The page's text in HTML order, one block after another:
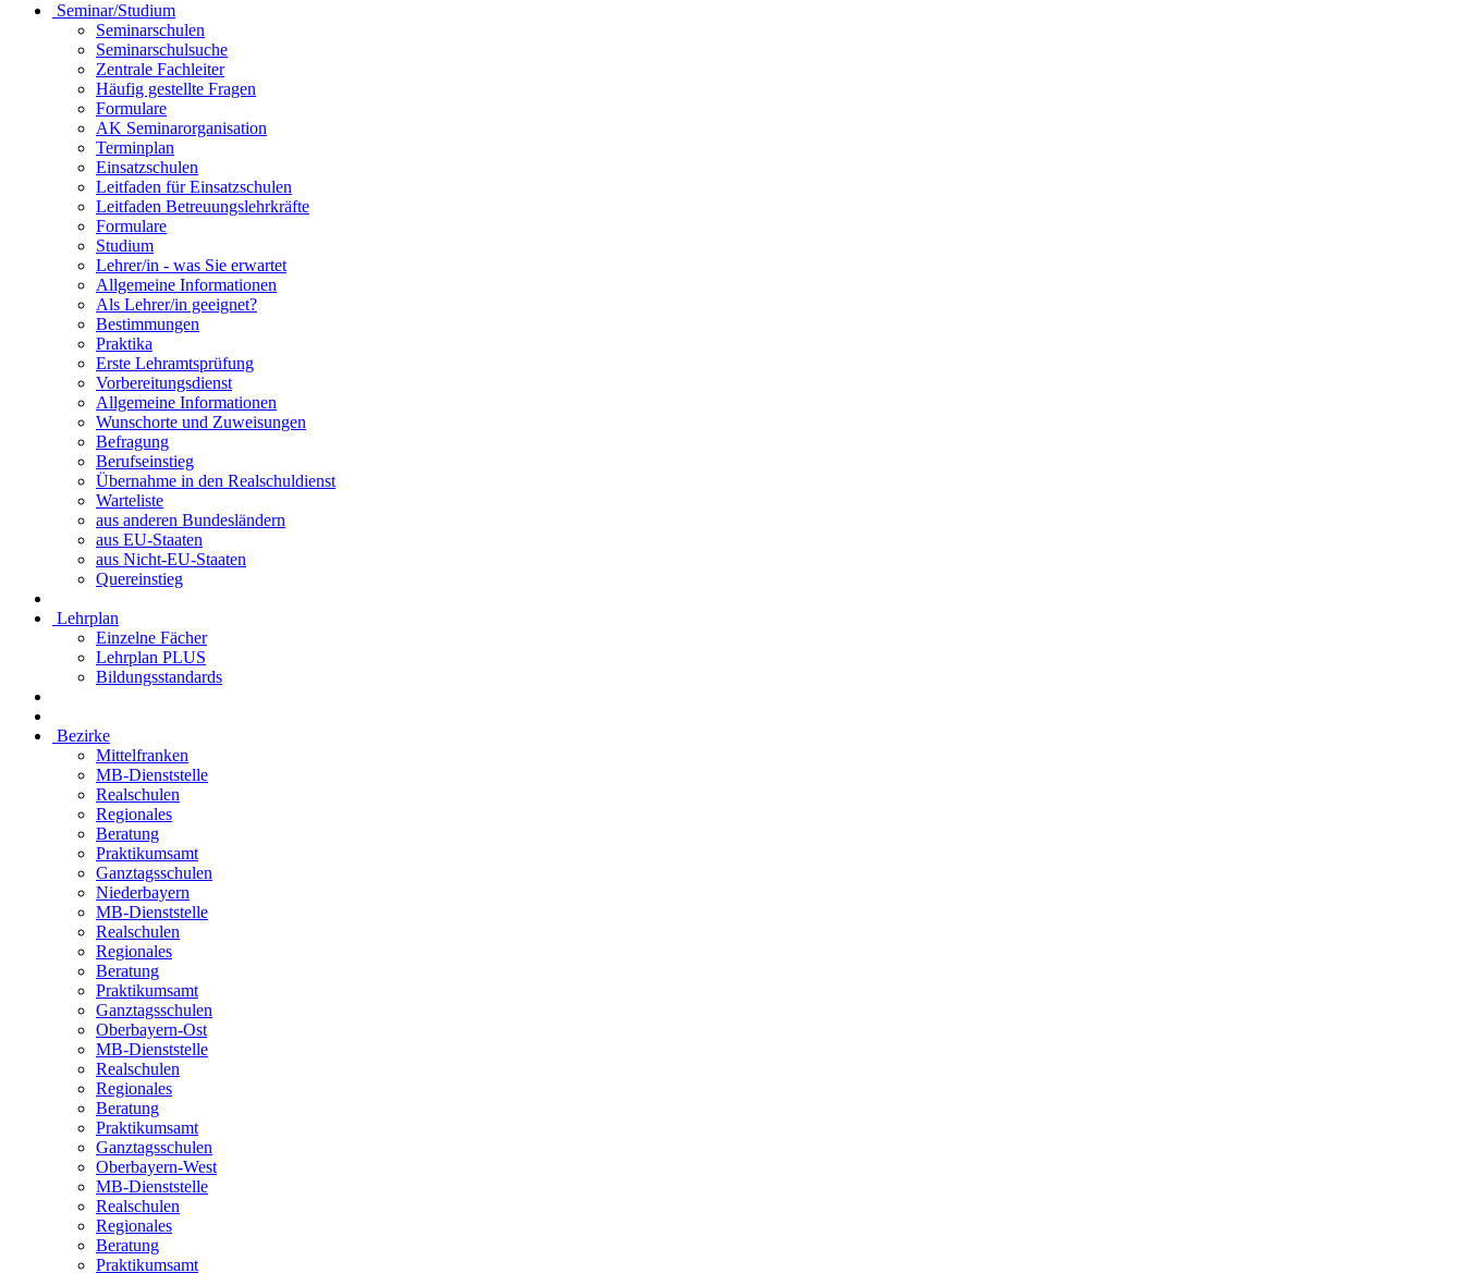
Seminar/Studium
Seminarschulen
Seminarschulsuche
Zentrale Fachleiter
Häufig gestellte Fragen
Formulare
AK Seminarorganisation
Terminplan
Einsatzschulen
Leitfaden für Einsatzschulen
Leitfaden Betreuungslehrkräfte
Formulare
Studium
Lehrer/in - was Sie erwartet
Allgemeine Informationen
Als Lehrer/in geeignet?
Bestimmungen
Praktika
Erste Lehramtsprüfung
Vorbereitungsdienst
Allgemeine Informationen
Wunschorte und Zuweisungen
Befragung
Berufseinstieg
Übernahme in den Realschuldienst
Warteliste
aus anderen Bundesländern
aus EU-Staaten
aus Nicht-EU-Staaten
Quereinstieg
Lehrplan
Einzelne Fächer
Lehrplan PLUS
Bildungsstandards
Bezirke
Mittelfranken
MB-Dienststelle
Realschulen
Regionales
Beratung
Praktikumsamt
Ganztagsschulen
Niederbayern
MB-Dienststelle
Realschulen
Regionales
Beratung
Praktikumsamt
Ganztagsschulen
Oberbayern-Ost
MB-Dienststelle
Realschulen
Regionales
Beratung
Praktikumsamt
Ganztagsschulen
Oberbayern-West
MB-Dienststelle
Realschulen
Regionales
Beratung
Praktikumsamt